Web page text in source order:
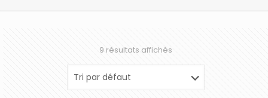
9 résultats affichés